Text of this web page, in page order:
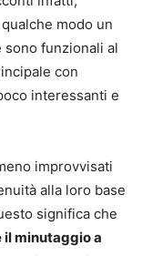
modo un
sono funzionali al
con
interessanti e
improvvisati
alla loro base
significa che
minutaggio a